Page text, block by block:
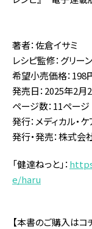
著者：佐倉イサミ
レシピ監修：グリー
希望小売価格：198
発売日：2025年2月
ページ数：11ページ
発行：メディカル・
発行・発売：株式
「健達ねっと」：
e/haru
【本書のご購入はコ